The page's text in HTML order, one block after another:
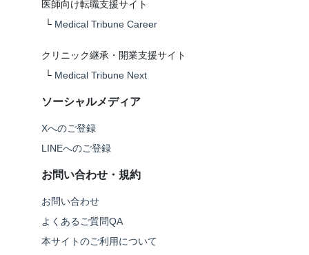
医師向け転職支援サイト
└ Medical Tribune Career
クリニック継承・開業支援サイト
└ Medical Tribune Next
ソーシャルメディア
Xへのご登録
LINEへのご登録
お問い合わせ・規約
お問い合わせ
よくあるご質問QA
本サイトのご利用について